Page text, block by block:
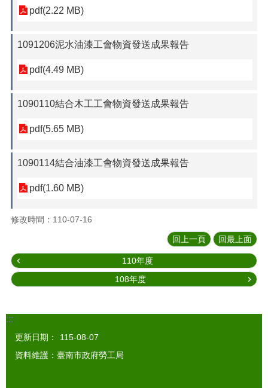
pdf(2.22 MB)
1091206泥水油漆工會物資發送成果報告
pdf(4.49 MB)
1090110結合木工工會物資發送成果報告
pdf(5.65 MB)
1090114結合油漆工會物資發送成果報告
pdf(1.60 MB)
修改時間：110-07-16
回上一頁 回最上面
110年度
108年度
:::
更新日期：
115-08-07
資料維護：臺南市政府勞工局